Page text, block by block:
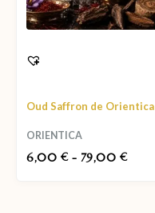
Oud Saffron de Orientica
ORIENTICA
6,00 € - 79,00 €